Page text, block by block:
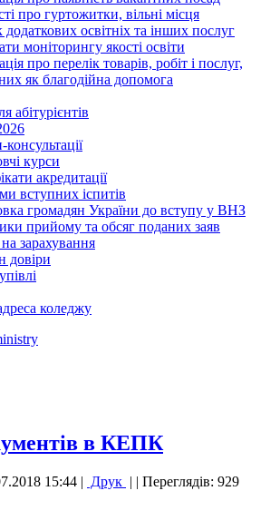
про гуртожитки, вільні місця
додаткових освітніх та інших послуг
моніторингу якості освіти
про перелік товарів, робіт і послуг,
як благодійна допомога
абітурієнтів
курси
акредитації
вступних іспитів
громадян України до вступу у ВНЗ
прийому та обсяг поданих заяв
зарахування
довіри
коледжу
в КЕПК
15:44 | Друк | | Переглядів: 929